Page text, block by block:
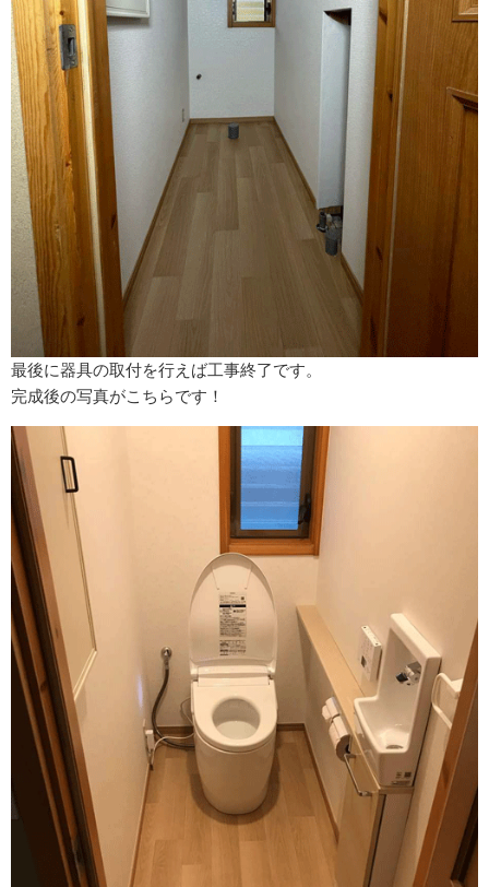
最後に器具の取付を行えば工事終了です。
完成後の写真がこちらです！